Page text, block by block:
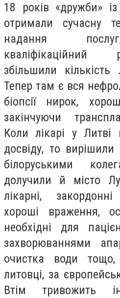
18 років «дружби»
отримали сучасну
надання
кваліфікаційний
збільшили
Тепер там є вся
біопсії нирок,
закінчуючи
Коли лікарі у Литві
досвіду, то
білоруськими
долучили й місто
лікарні,
хороші враження,
необхідні для
захворюваннями
очистка води тощо,
литовці, за
Втім тривожить